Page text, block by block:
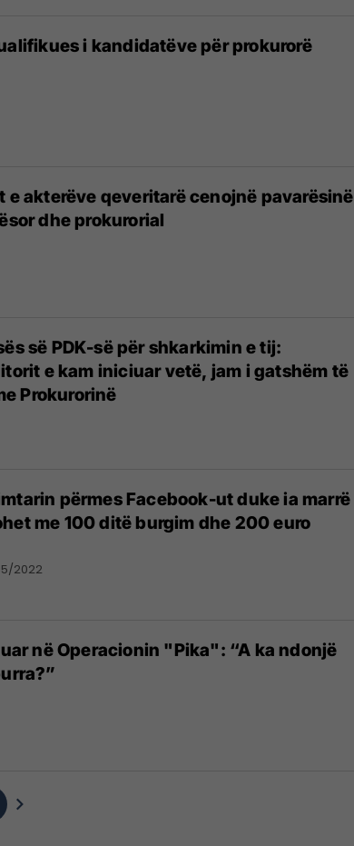
i kandidatëve për prokurorë
e akterëve qeveritarë cenojnë pavarësinë
dhe prokurorial
së PDK-së për shkarkimin e tij:
e kam iniciuar vetë, jam i gatshëm të
Prokurorinë
përmes Facebook-ut duke ia marrë
me 100 ditë burgim dhe 200 euro
2022
në Operacionin "Pika": “A ka ndonjë